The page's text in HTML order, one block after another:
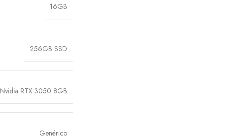
16GB
256GB SSD
Nvidia RTX 3050 8GB
Genérico